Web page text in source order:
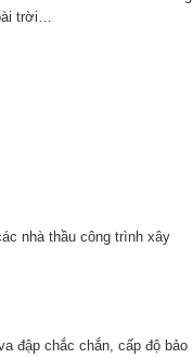
trời…
nhà thầu công trình xây
đập chắc chắn, cấp độ bảo